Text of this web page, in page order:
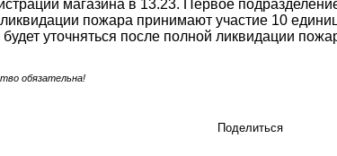
магазина в 13.23. Первое
пожара принимают участие 10
уточняться после полной ликвидации
обязательна!
Поделиться